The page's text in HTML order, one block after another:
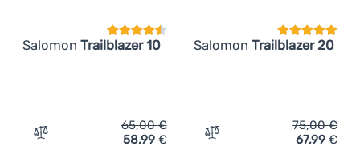
Salomon Trailblazer 10
Zum Vergleich 'Rucksack Salomon Trailblazer 10'
65,00€
58,99 €
Salomon Trailblazer 20
Zum Vergleich 'Rucksack
75,00€
67,99 €